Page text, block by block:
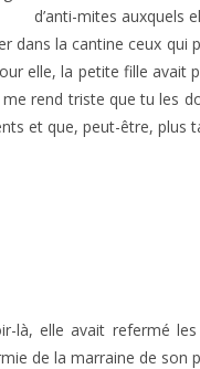
d’anti-mites auxquels
dans la cantine ceux qui
elle, la petite fille avait
rend triste que tu les
et que, peut-être, plus
là, elle avait refermé
de la marraine de son